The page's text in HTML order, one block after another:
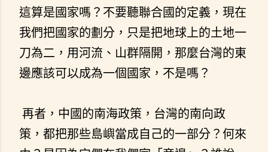
這算是國家嗎？不要聽聯合國的定義，現在
我們把國家的劃分，只是把地球上的土地一
刀為二，用河流、山群隔開，那麼台灣的東
邊應該可以成為一個國家，不是嗎？
再者，中國的南海政策，台灣的南向政
策，都把那些島嶼當成自己的一部分？何來